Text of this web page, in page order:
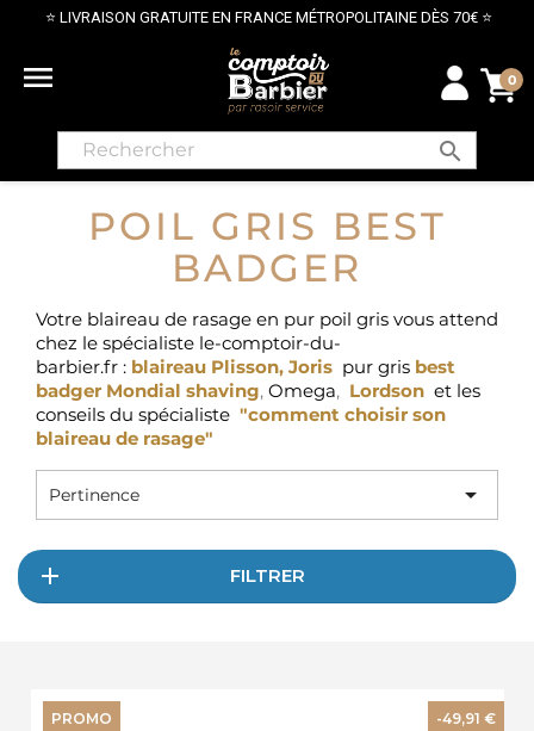
PAIEMENT SÉCURISÉ PAR CARTE BANCAIRE
 0
search
POIL GRIS BEST
BADGER
Votre blaireau de rasage en pur poil gris vous attend
chez le spécialiste le-comptoir-du-
barbier.fr : blaireau Plisson, Joris pur gris best
badger Mondial shaving, Omega, Lordson et les
conseils du spécialiste "comment choisir son
blaireau de rasage"
Pertinence 
FILTRER
PROMO -49,91 €